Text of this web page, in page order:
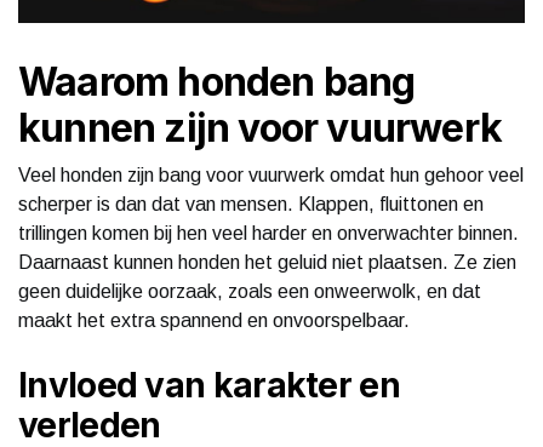
Waarom honden bang
kunnen zijn voor vuurwerk
Veel honden zijn bang voor vuurwerk omdat hun gehoor veel
scherper is dan dat van mensen. Klappen, fluittonen en
trillingen komen bij hen veel harder en onverwachter binnen.
Daarnaast kunnen honden het geluid niet plaatsen. Ze zien
geen duidelijke oorzaak, zoals een onweerwolk, en dat
maakt het extra spannend en onvoorspelbaar.
Invloed van karakter en
verleden